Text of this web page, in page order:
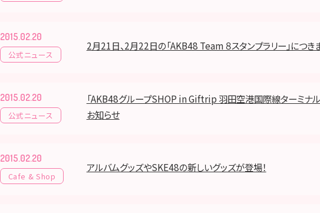
2015.02.20
公式ニュース
2月21日、2月22日の「AKB48 Team ８スタンプラリー」につき
2015.02.20
公式ニュース
「AKB48グループSHOP in Giftrip 羽田空港国際線ターミナ
お知らせ
2015.02.20
Cafe & Shop
アルバムグッズやSKE48の新しいグッズが登場！